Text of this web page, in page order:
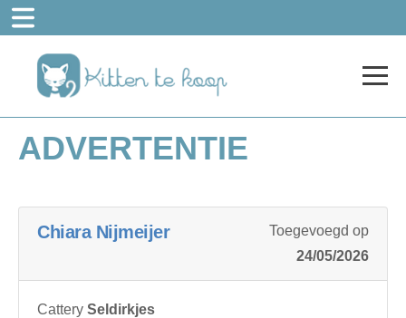
ADVERTENTIE
Chiara Nijmeijer
Toegevoegd op
24/05/2026
Cattery Seldirkjes